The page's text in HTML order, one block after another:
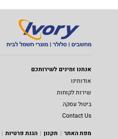
אנחנו זמינים לשירותכם
אודותינו
שירות לקוחות
ביטול עסקה
Contact Us
מפת האתר
תקנון הגנת פרטיות